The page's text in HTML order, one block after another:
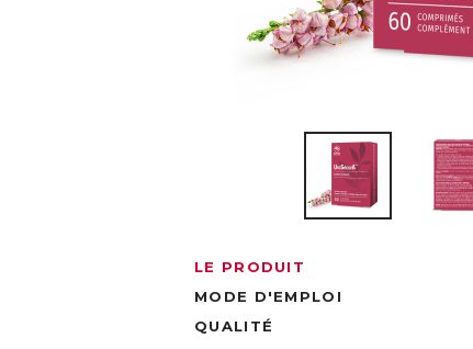
LE PRODUIT
MODE D'EMPLOI
QUALITÉ